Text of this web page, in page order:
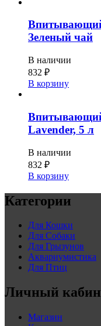
Зеленый чай
В наличии
832 ₽
В корзину
Lavender, 5 л
В наличии
832 ₽
В корзину
Категории
Для Кошки
Для Собаки
Для Грызунов
Аквариумистика
Для Птиц
Личный
Магазин